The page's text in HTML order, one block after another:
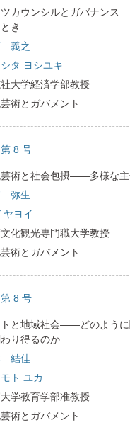
カウンシルとガバナンス
き
義之
タ ヨシユキ
大学経済学部教授
術とガバメント
8 号
術と社会包摂――多様な主
弥生
ヤヨイ
化観光専門職大学教授
術とガバメント
8 号
と地域社会――どのよう
り得るのか
結佳
ト ユカ
学教育学部准教授
術とガバメント